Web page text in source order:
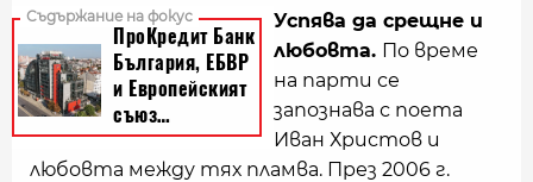
Успява да срещне и
любовта. По време
на парти се
запознава с поета
Иван Христов и
любовта между тях пламва. През 2006 г.